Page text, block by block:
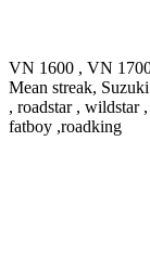
VN 1600 , VN
Mean streak,
, roadstar , wildstar
fatboy ,roadking